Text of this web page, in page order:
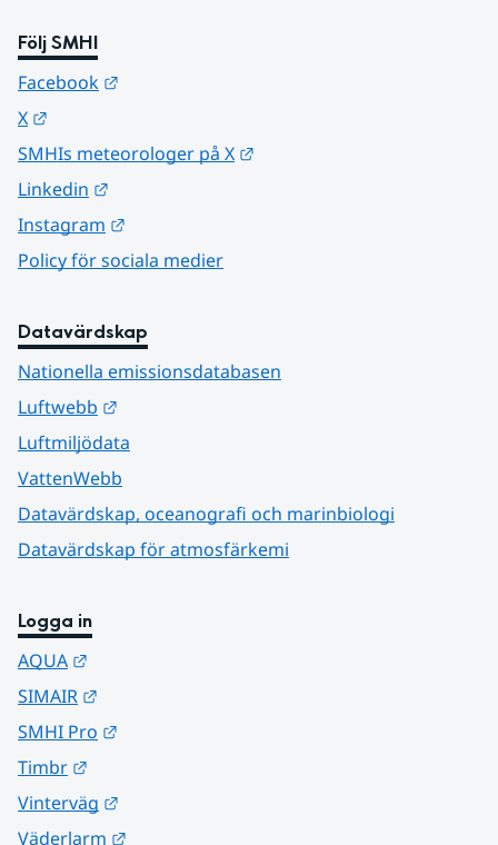
Följ SMHI
Facebook
X
SMHIs meteorologer på X
Linkedin
Instagram
Policy för sociala medier
Datavärdskap
Nationella emissionsdatabasen
Luftwebb
Luftmiljödata
VattenWebb
Datavärdskap, oceanografi och marinbiologi
Datavärdskap för atmosfärkemi
Logga in
AQUA
SIMAIR
SMHI Pro
Timbr
Vinterväg
Väderlarm